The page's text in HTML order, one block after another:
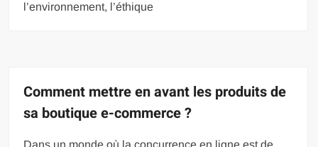
l’environnement, l’éthique
Comment mettre en avant les produits de
sa boutique e-commerce ?
Dans un monde où la concurrence en ligne est de